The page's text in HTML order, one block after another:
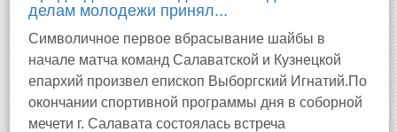
делам молодежи принял...
Символичное первое вбрасывание шайбы в
начале матча команд Салаватской и Кузнецкой
епархий произвел епископ Выборгский Игнатий.По
окончании спортивной программы дня в соборной
мечети г. Салавата состоялась встреча